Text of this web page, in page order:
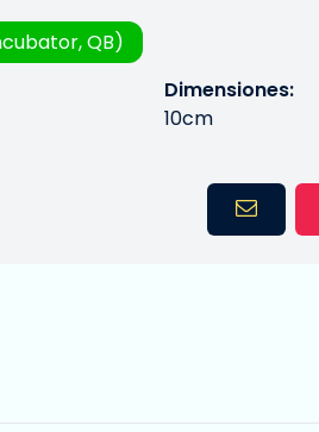
QB)
Dimensiones:
10cm